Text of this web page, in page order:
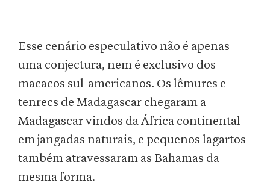
Esse cenário especulativo não é apenas
uma conjectura, nem é exclusivo dos
macacos sul-americanos. Os lêmures e
tenrecs de Madagascar chegaram a
Madagascar vindos da África continental
em jangadas naturais, e pequenos lagartos
também atravessaram as Bahamas da
mesma forma.